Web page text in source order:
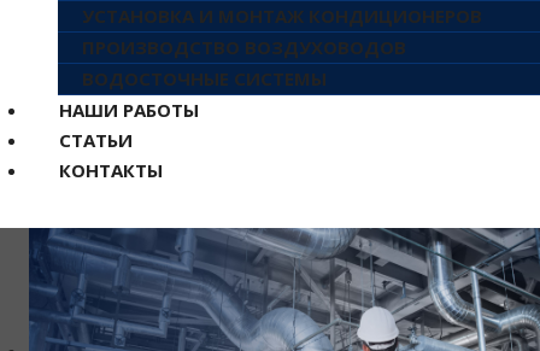
УСТАНОВКА И МОНТАЖ КОНДИЦИОНЕРОВ
ПРОИЗВОДСТВО ВОЗДУХОВОДОВ
ВОДОСТОЧНЫЕ СИСТЕМЫ
НАШИ РАБОТЫ
СТАТЬИ
КОНТАКТЫ